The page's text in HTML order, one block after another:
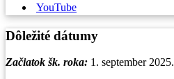
YouTube
Dôležité dátumy
Začiatok šk. roka: 1. september 2025.